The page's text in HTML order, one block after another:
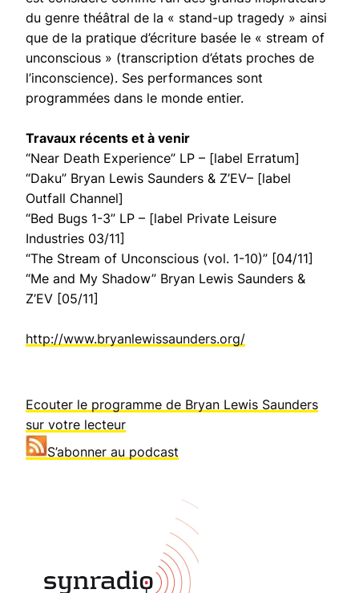
du genre théâtral de la « stand-up tragedy » ainsi
que de la pratique d’écriture basée le « stream of
unconscious » (transcription d’états proches de
l’inconscience). Ses performances sont
programmées dans le monde entier.
Travaux récents et à venir
“Near Death Experience” LP – [label Erratum]
“Daku” Bryan Lewis Saunders & Z’EV– [label
Outfall Channel]
“Bed Bugs 1-3” LP – [label Private Leisure
Industries 03/11]
“The Stream of Unconscious (vol. 1-10)” [04/11]
“Me and My Shadow” Bryan Lewis Saunders &
Z’EV [05/11]
http://www.bryanlewissaunders.org/
Ecouter le programme de Bryan Lewis Saunders
sur votre lecteur
S’abonner au podcast